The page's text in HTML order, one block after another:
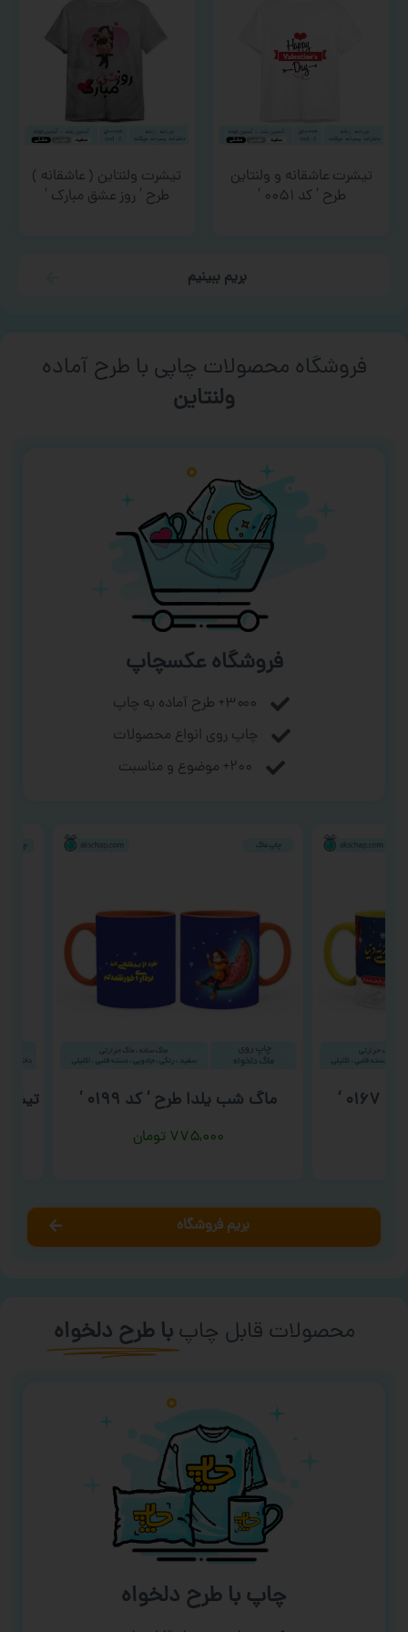
تیشرت عاشقانه و ولنتاین
طرح ‘ کد ۰۰۵۱ ‘
تیشرت ولنتاین ( عاشقانه )
طرح ‘ روز عشق مبارک ‘
بریم ببینیم
فروشگاه محصولات چاپی با طرح آماده
ورزشی
فروشگاه عکسچاپ
۳۰۰۰+ طرح آماده به چاپ
چاپ روی انواع محصولات
۲۰۰+ موضوع و مناسبت
ماگ شب یلدا طرح ‘ کد ۰۱۹۹ ‘
۷۷۵,۰۰۰ تومان
تیشرت
بریم فروشگاه
محصولات قابل چاپ با طرح دلخواه
چاپ با طرح دلخواه